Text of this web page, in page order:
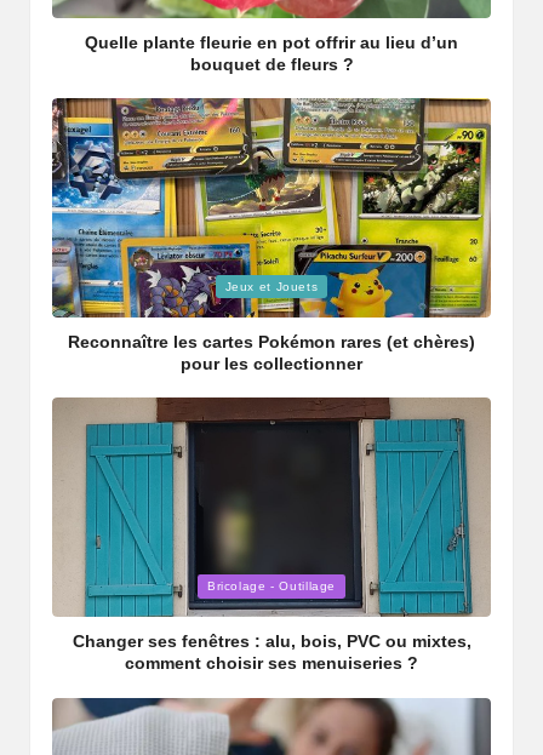
Quelle plante fleurie en pot offrir au lieu d’un
bouquet de fleurs ?
Jeux et Jouets
Reconnaître les cartes Pokémon rares (et chères)
pour les collectionner
Bricolage - Outillage
Changer ses fenêtres : alu, bois, PVC ou mixtes,
comment choisir ses menuiseries ?